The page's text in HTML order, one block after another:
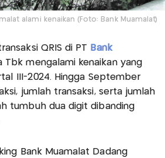
alami kenaikan (Foto: Bank Muamalat)
QRIS di PT
Bank
Tbk mengalami kenaikan yang
III-2024. Hingga September
jumlah transaksi, serta jumlah
tumbuh dua digit dibanding
Bank Muamalat Dadang